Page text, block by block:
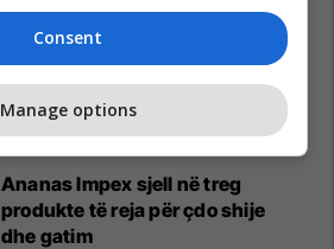
Reklamo këtu
Ananas Impex sjell në treg
produkte të reja për çdo shije
dhe gatim
Consent
Manage options